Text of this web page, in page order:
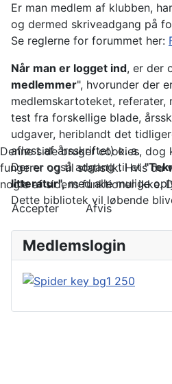
Er man medlem af klubben,
og dermed skriveadgang på
Se reglerne for forummet her:
Når man er logget ind, er der
medlemmer", hvorunder der
medlemskartoteket, referater,
test fra forskellige blade,
udgaver, heriblandt det
afløst af årsskriftet) o. a.
Der er også adgang til et
litteratur",med alle mulige
Dette bibliotek vil løbende
Medlemslogin
Denne side bruger cookies,
fungerer og til statistik. Hvis du
nogle af sidens funktioner ikke.
Accepter
Afvis